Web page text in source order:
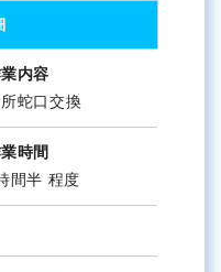
内容
蛇口交換
時間
間半 程度